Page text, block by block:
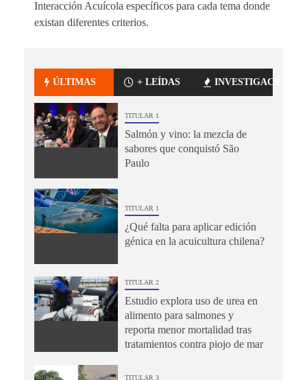
Interacción Acuícola específicos para cada tema donde
existan diferentes criterios.
ÚLTIMAS + LEÍDAS INVESTIGACIÓN
TITULAR 1
Salmón y vino: la mezcla de
sabores que conquistó São
Paulo
TITULAR 1
¿Qué falta para aplicar edición
génica en la acuicultura chilena?
TITULAR 2
Estudio explora uso de urea en
alimento para salmones y
reporta menor mortalidad tras
tratamientos contra piojo de mar
TITULAR 3